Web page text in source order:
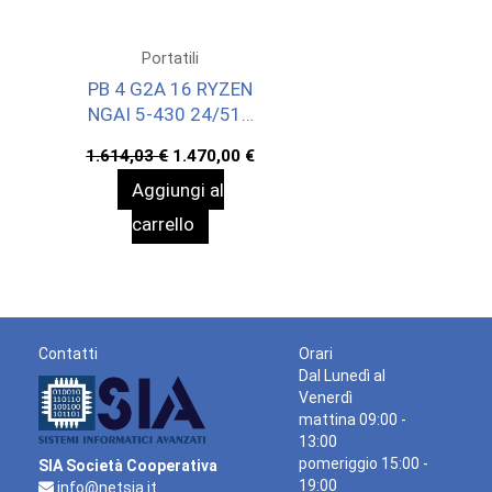
Portatili
PB 4 G2A 16 RYZEN
NGAI 5-430 24/512
1.614,03€ Il
prezzo
originale
1.614,03 €.
1.470,00 €Il
prezzo
Aggiungi al
carrello
Contatti
SIA Società Cooperativa
info@netsia.it
Orari
Dal Lunedì al
Venerdì
mattina 09:00 -
13:00
pomeriggio 15:00 -
19:00